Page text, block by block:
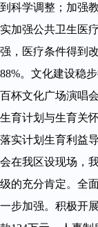
到科学调整；加强
实加强公共卫生医
强，医疗条件得到
88%。文化建设稳
百杯文化广场演唱
生育计划与生育关
落实计划生育利益
会在我区设现场，
级的充分肯定。全
一步加强。积极开